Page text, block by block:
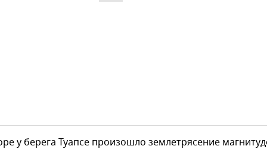
у берега Туапсе произошло землетрясение